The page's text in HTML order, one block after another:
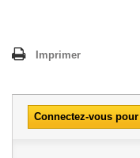
Imprimer
Connectez-vous